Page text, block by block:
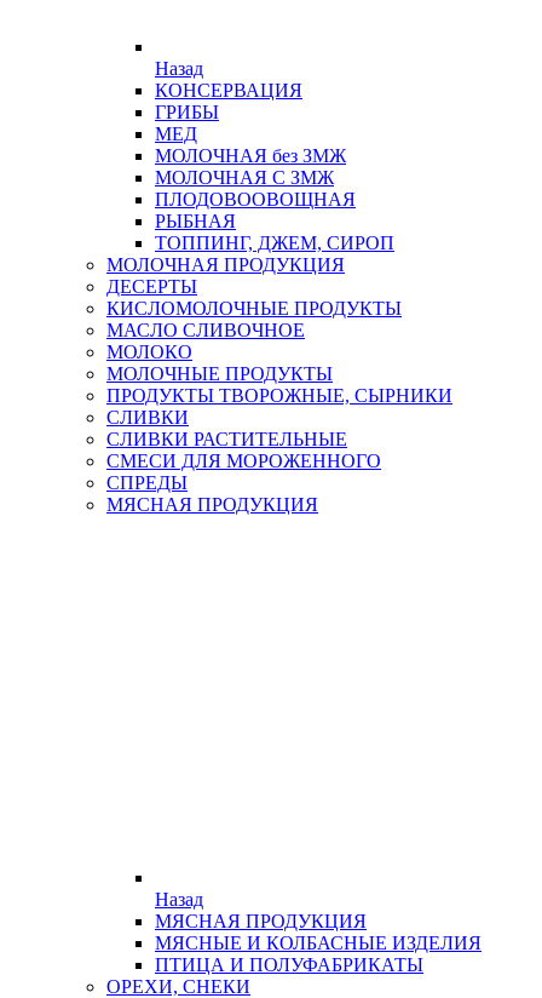
Назад
КОНСЕРВАЦИЯ
ГРИБЫ
МЕД
МОЛОЧНАЯ без ЗМЖ
МОЛОЧНАЯ С ЗМЖ
ПЛОДОВООВОЩНАЯ
РЫБНАЯ
ТОППИНГ, ДЖЕМ, СИРОП
МОЛОЧНАЯ ПРОДУКЦИЯ
ДЕСЕРТЫ
КИСЛОМОЛОЧНЫЕ ПРОДУКТЫ
МАСЛО СЛИВОЧНОЕ
МОЛОКО
МОЛОЧНЫЕ ПРОДУКТЫ
ПРОДУКТЫ ТВОРОЖНЫЕ, СЫРНИКИ
СЛИВКИ
СЛИВКИ РАСТИТЕЛЬНЫЕ
СМЕСИ ДЛЯ МОРОЖЕННОГО
СПРЕДЫ
МЯСНАЯ ПРОДУКЦИЯ
Назад
МЯСНАЯ ПРОДУКЦИЯ
МЯСНЫЕ И КОЛБАСНЫЕ ИЗДЕЛИЯ
ПТИЦА И ПОЛУФАБРИКАТЫ
ОРЕХИ, СНЕКИ